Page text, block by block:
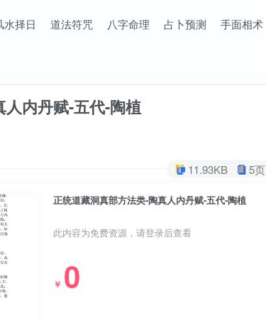
水择日 道法符咒 八字命理 占卜预测 手面相术
内丹赋-五代-陶植
11.93KB 5页
正统道藏洞真部方法类-陶真人内丹赋-五代-陶植
此内容为免费资源，请登录后查看
￥ 0